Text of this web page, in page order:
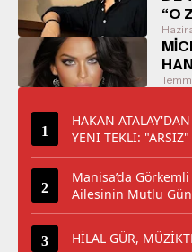
“O
HAKAN
YENİ TEKLİ: "ARSIZ"
Manisa’da
Ailesinin Mutlu
HİLAL GÜR,